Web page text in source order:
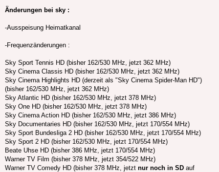
Änderungen bei sky :
-Ausspeisung Heimatkanal
-Frequenzänderungen :
Sky Sport Tennis HD (bisher 162/530 MHz, jetzt 362 MHz)
Sky Cinema Classis HD (bisher 162/530 MHz, jetzt 362 MHz)
Sky Cinema Highlights HD (derzeit als "Sky Cinema Spider-Man HD")
(bisher 162/530 MHz, jetzt 362 MHz)
Sky Atlantic HD (bisher 162/530 MHz, jetzt 378 MHz)
Sky One HD (bisher 162/530 MHz, jetzt 378 MHz)
Sky Cinema Action HD (bisher 162/530 MHz, jetzt 386 MHz)
Sky Documentaries HD (bisher 162/530 MHz, jetzt 170/554 MHz)
Sky Sport Bundesliga 2 HD (bisher 162/530 MHz, jetzt 170/554 MHz)
Sky Sport 2 HD (bisher 162/530 MHz, jetzt 170/554 MHz)
Beate Uhse HD (bisher 386 MHz, jetzt 170/554 MHz)
Warner TV Film (bisher 378 MHz, jetzt 354/522 MHz)
Warner TV Comedy HD (bisher 378 MHz, jetzt nur noch in SD auf